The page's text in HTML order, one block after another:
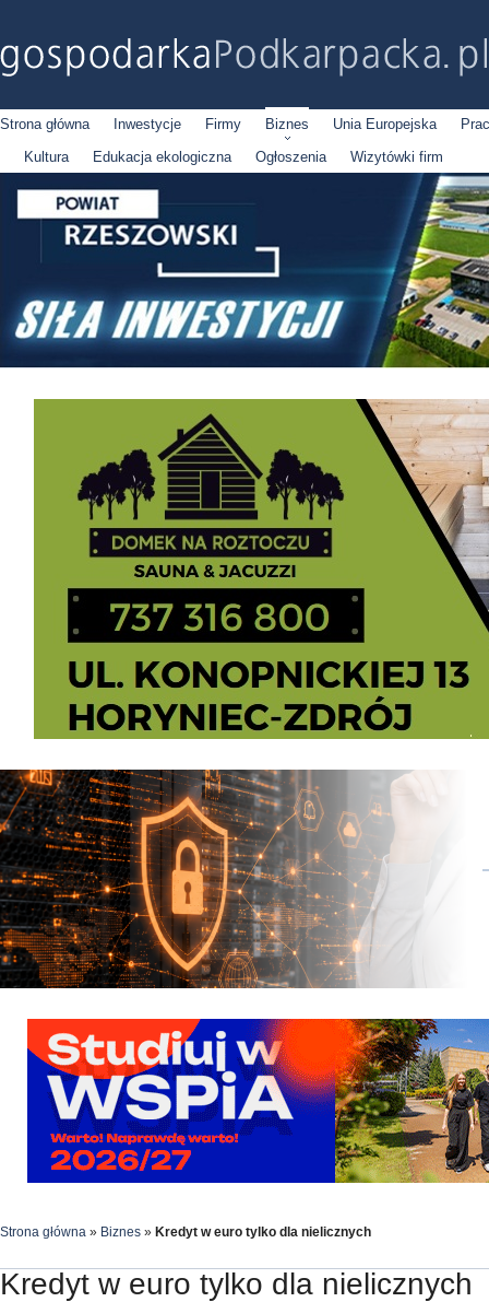
Strona główna Inwestycje Firmy Biznes Unia Europejska
Kultura
Edukacja ekologiczna Ogłoszenia Wizytówki firm
Strona główna » Biznes » Kredyt w euro tylko dla nielicznych
Kredyt w euro tylko dla nielicznych